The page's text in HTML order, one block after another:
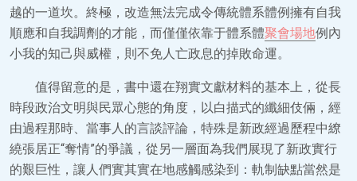
越的一道坎。終極，改造無法完成令傳統體系體例擁有自我
順應和自我調劑的才能，而僅僅依靠于體系體聚會場地例內
小我的知己與威權，則不免人亡政息的掉敗命運。
值得留意的是，書中還在翔實文獻材料的基本上，從長
時段政治文明與民眾心態的角度，以白描式的纖細伎倆，經
由過程那時、當事人的言談評論，特殊是新政經過歷程中繚
繞張居正“奪情”的爭議，從另一層面為我們展現了新政實行
的艱巨性，讓人們實其實在地感觸感染到：軌制缺點當然是